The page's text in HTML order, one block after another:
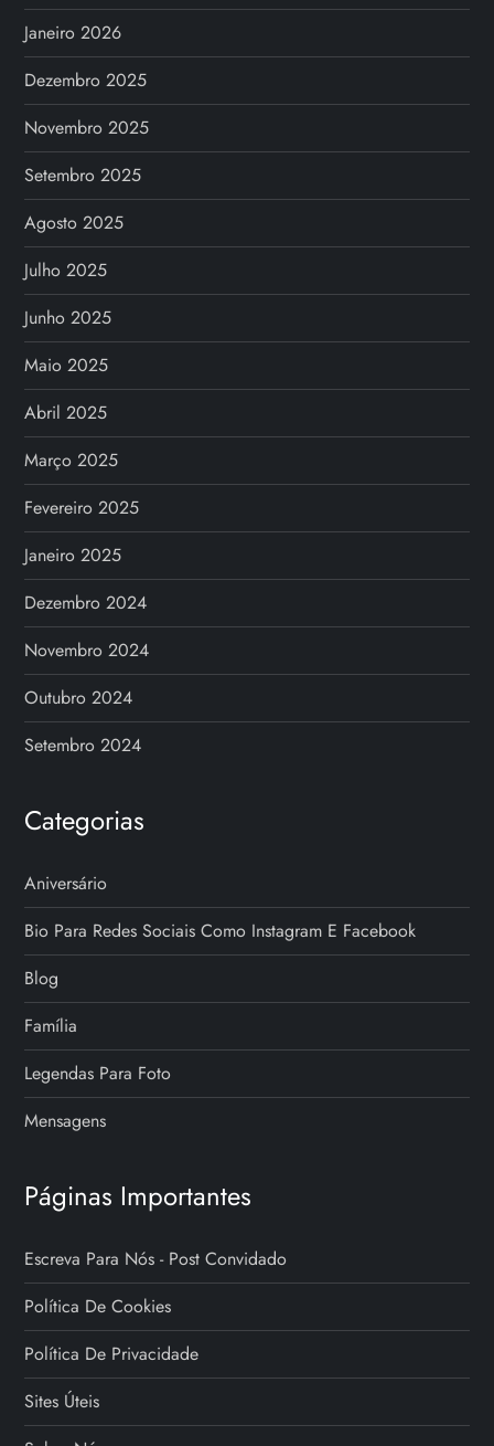
Janeiro 2026
Dezembro 2025
Novembro 2025
Setembro 2025
Agosto 2025
Julho 2025
Junho 2025
Maio 2025
Abril 2025
Março 2025
Fevereiro 2025
Janeiro 2025
Dezembro 2024
Novembro 2024
Outubro 2024
Setembro 2024
Categorias
Aniversário
Bio Para Redes Sociais Como Instagram E Facebook
Blog
Família
Legendas Para Foto
Mensagens
Páginas Importantes
Escreva Para Nós - Post Convidado
Política De Cookies
Política De Privacidade
Sites Úteis